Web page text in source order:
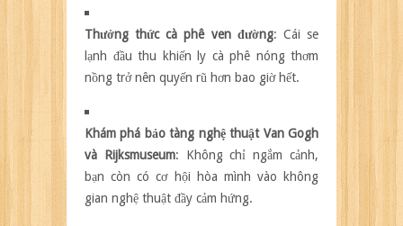
Thưởng thức cà phê ven đường: Cái se
lạnh đầu thu khiến ly cà phê nóng thơm
nồng trở nên quyến rũ hơn bao giờ hết.
Khám phá bảo tàng nghệ thuật Van Gogh
và Rijksmuseum: Không chỉ ngắm cảnh,
bạn còn có cơ hội hòa mình vào không
gian nghệ thuật đầy cảm hứng.